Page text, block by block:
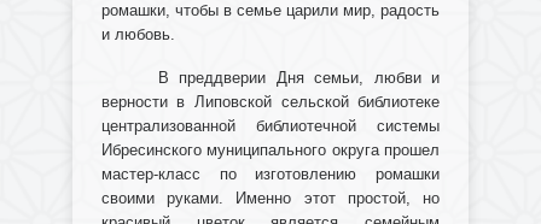
ромашки, чтобы в семье царили мир, радость
и любовь.
В преддверии Дня семьи, любви и
верности в Липовской сельской библиотеке
централизованной библиотечной системы
Ибресинского муниципального округа прошел
мастер-класс по изготовлению ромашки
своими руками. Именно этот простой, но